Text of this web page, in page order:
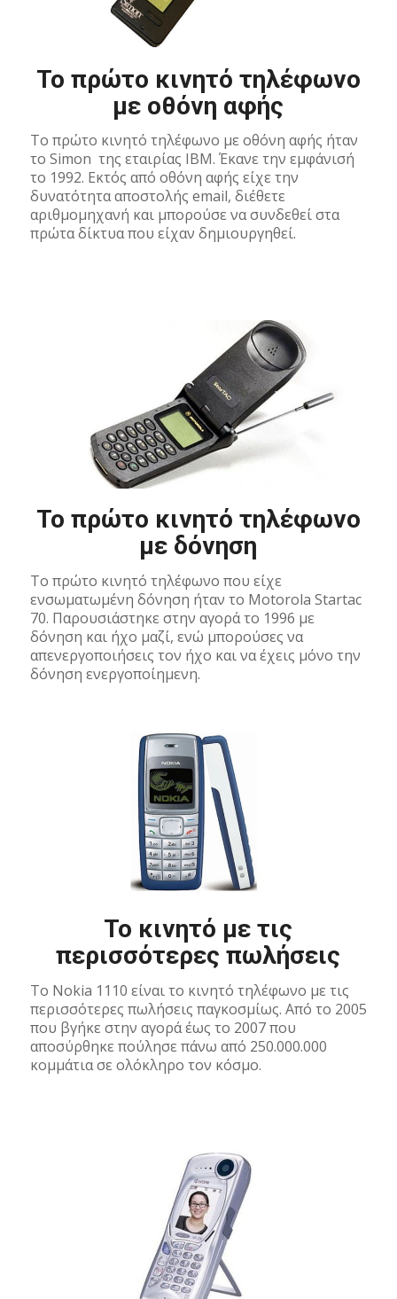
To πρώτο κινητό τηλέφωνο
με οθόνη αφής
Το πρώτο κινητό τηλέφωνο με οθόνη αφής ήταν
το Simon της εταιρίας IBM. Έκανε την εμφάνισή
το 1992. Εκτός από οθόνη αφής είχε την
δυνατότητα αποστολής email, διέθετε
αριθμομηχανή και μπορούσε να συνδεθεί στα
πρώτα δίκτυα που είχαν δημιουργηθεί.
Το πρώτο κινητό τηλέφωνο
με δόνηση
Το πρώτο κινητό τηλέφωνο που είχε
ενσωματωμένη δόνηση ήταν το Motorola Startac
70. Παρουσιάστηκε στην αγορά το 1996 με
δόνηση και ήχο μαζί, ενώ μπορούσες να
απενεργοποιήσεις τον ήχο και να έχεις μόνο την
δόνηση ενεργοποίημενη.
Το κινητό με τις
περισσότερες πωλήσεις
Το Nokia 1110 είναι το κινητό τηλέφωνο με τις
περισσότερες πωλήσεις παγκοσμίως. Από το 2005
που βγήκε στην αγορά έως το 2007 που
αποσύρθηκε πούλησε πάνω από 250.000.000
κομμάτια σε ολόκληρο τον κόσμο.